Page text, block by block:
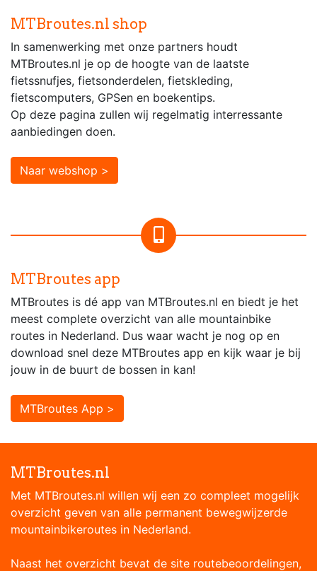
MTBroutes.nl shop
In samenwerking met onze partners houdt
MTBroutes.nl je op de hoogte van de laatste
fietssnufjes, fietsonderdelen, fietskleding,
fietscomputers, GPSen en boekentips.
Op deze pagina zullen wij regelmatig interressante
aanbiedingen doen.
Naar webshop >
MTBroutes app
MTBroutes is dé app van MTBroutes.nl en biedt je het
meest complete overzicht van alle mountainbike
routes in Nederland. Dus waar wacht je nog op en
download snel deze MTBroutes app en kijk waar je bij
jouw in de buurt de bossen in kan!
MTBroutes App >
MTBroutes.nl
Met MTBroutes.nl willen wij een zo compleet mogelijk
overzicht geven van alle permanent bewegwijzerde
mountainbikeroutes in Nederland.
Naast het overzicht bevat de site routebeoordelingen,